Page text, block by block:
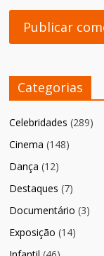
Categorias
Celebridades (289)
Cinema (148)
Dança (12)
Destaques (7)
Documentário (3)
Exposição (14)